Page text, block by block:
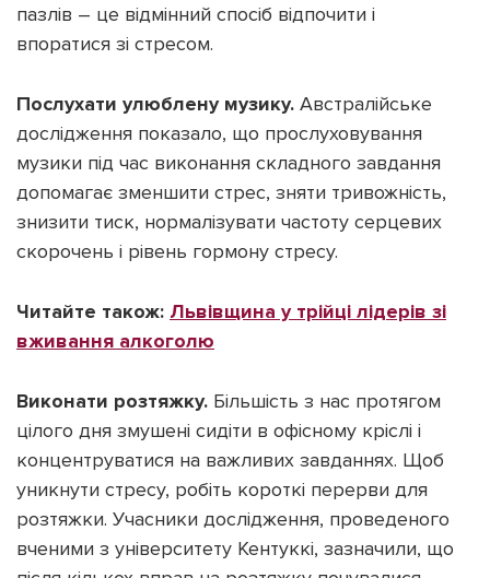
пазлів – це відмінний спосіб відпочити і
впоратися зі стресом.
Послухати улюблену музику. Австралійське
дослідження показало, що прослуховування
музики під час виконання складного завдання
допомагає зменшити стрес, зняти тривожність,
знизити тиск, нормалізувати частоту серцевих
скорочень і рівень гормону стресу.
Читайте також: Львівщина у трійці лідерів зі
вживання алкоголю
Виконати розтяжку. Більшість з нас протягом
цілого дня змушені сидіти в офісному кріслі і
концентруватися на важливих завданнях. Щоб
уникнути стресу, робіть короткі перерви для
розтяжки. Учасники дослідження, проведеного
вченими з університету Кентуккі, зазначили, що